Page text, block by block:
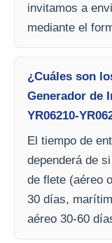
invitamos a
mediante el
¿Cuáles son
Generador de
YR06210-
El tiempo de
dependerá de
de flete (aéreo
30 días,
aéreo 30-60